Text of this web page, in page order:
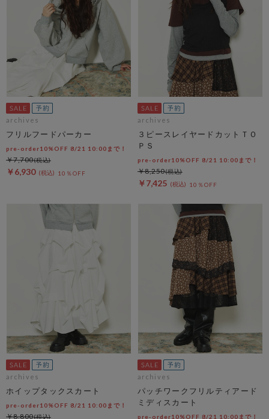
archives
フリルフードパーカー
pre-order10%OFF 8/21 10:00まで！
￥6,930 10％OFF
￥7,700
archives
３ピースレイヤードカットＴＯ
ＰＳ
pre-order10%OFF 8/21 10:00まで！
￥7,425 10％OFF
￥8,250
archives
ホイップタックスカート
pre-order10%OFF 8/21 10:00まで！
￥8,800
archives
パッチワークフリルティアード
ミディスカート
pre-order10%OFF 8/21 10:00まで！